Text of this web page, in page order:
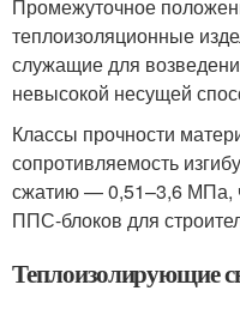
Промежуточное
теплоизоляционные
служащие для
невысокой несущей
Классы прочности
сопротивляемость
сжатию — 0,51–3,6 МПа,
ППС-блоков для
Теплоизолирующие